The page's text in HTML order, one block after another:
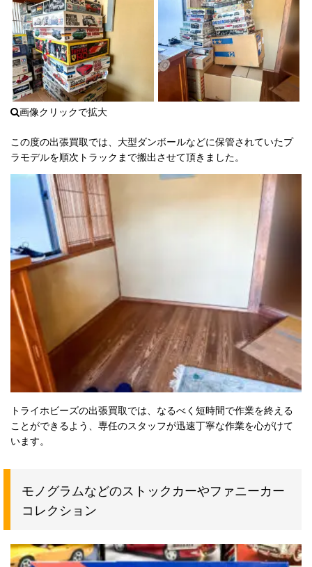
1,127 件中 1 から 10 まで表示
次
※JANコード同一商品は価格保証対象となります。※上記価格はパーツ未開封・美
品、欠品等のない未組立ての参考買取価格となります。※価格表掲載の商品につ
いて、買取UPキャンペーン対象外となります。
積保証付きプラモデルの無料査定をぜひご利用下さい。
この度の出張買取では、大型ダンボールなどに保管されていたプ
ラモデルを順次トラックまで搬出させて頂きました。
トライホビーズの出張買取では、なるべく短時間で作業を終える
ことができるよう、専任のスタッフが迅速丁寧な作業を心がけて
います。
モノグラムなどのストックカーやファニーカー
コレクション